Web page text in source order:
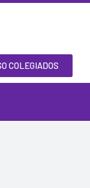
COLEGIADOS